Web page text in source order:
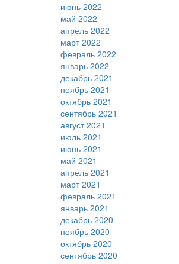
июнь 2022
май 2022
апрель 2022
март 2022
февраль 2022
январь 2022
декабрь 2021
ноябрь 2021
октябрь 2021
сентябрь 2021
август 2021
июль 2021
июнь 2021
май 2021
апрель 2021
март 2021
февраль 2021
январь 2021
декабрь 2020
ноябрь 2020
октябрь 2020
сентябрь 2020